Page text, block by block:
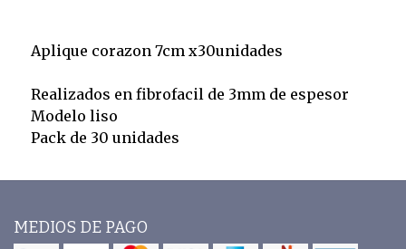
Aplique corazon 7cm x30unidades
Realizados en fibrofacil de 3mm de espesor
Modelo liso
Pack de 30 unidades
MEDIOS DE PAGO